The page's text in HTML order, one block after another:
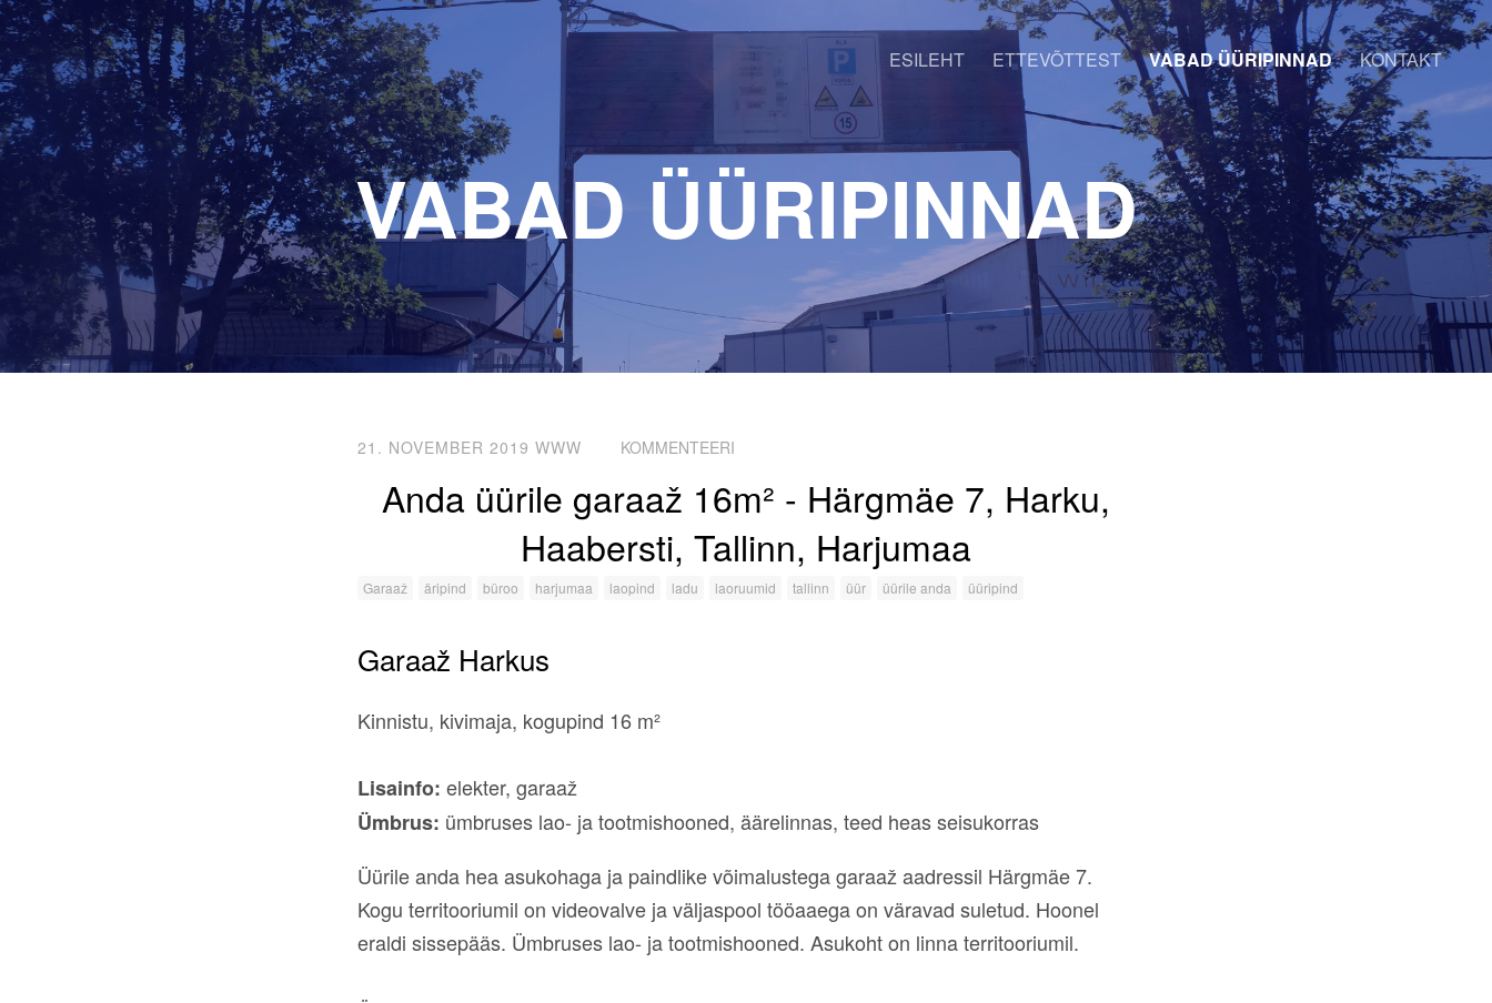
ESILEHT ETTEVÕTTEST VABAD ÜÜRIPINNAD KONTAKT
VABAD ÜÜRIPINNAD
21. NOVEMBER 2019 WWW KOMMENTEERI
Anda üürile garaaž 16m² - Härgmäe 7, Harku,
Haabersti, Tallinn, Harjumaa
Garaaž äripind büroo harjumaa laopind ladu laoruumid tallinn üür üürile anda üüripind
Garaaž Harkus
Kinnistu, kivimaja, kogupind 16 m²
Lisainfo: elekter, garaaž
Ümbrus: ümbruses lao- ja tootmishooned, äärelinnas, teed heas seisukorras
Üürile anda hea asukohaga ja paindlike võimalustega garaaž aadressil Härgmäe 7.
Kogu territooriumil on videovalve ja väljaspool tööaaega on väravad suletud. Hoonel
eraldi sissepääs. Ümbruses lao- ja tootmishooned. Asukoht on linna territooriumil.